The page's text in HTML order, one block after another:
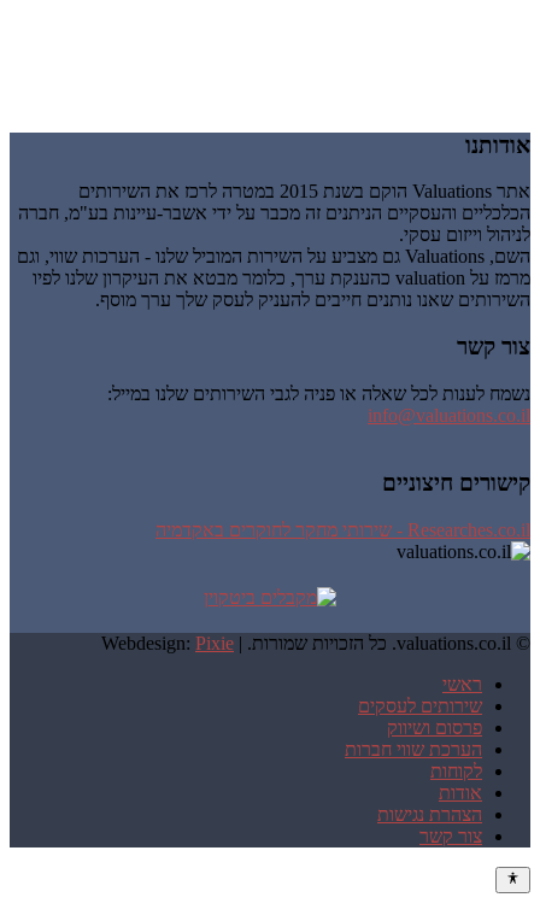
אודותנו
אתר Valuations הוקם בשנת 2015 במטרה לרכז את השירותים
הכלכליים והעסקיים הניתנים זה מכבר על ידי אשבר-עיינות בע"מ, חברה
לניהול וייזום עסקי.
השם, Valuations גם מצביע על השירות המוביל שלנו - הערכות שווי, וגם
מרמז על valuation כהענקת ערך, כלומר מבטא את העיקרון שלנו לפיו
השירותים שאנו נותנים חייבים להעניק לעסק שלך ערך מוסף.
צור קשר
נשמח לענות לכל שאלה או פניה לגבי השירותים שלנו במייל:
info@valuations.co.il
קישורים חיצוניים
Researches.co.il - שירותי מחקר לחוקרים באקדמיה
© valuations.co.il. כל הזכויות שמורות. | Webdesign: Pixie
ראשי
שירותים לעסקים
פרסום ושיווק
הערכת שווי חברות
לקוחות
אודות
הצהרת נגישות
צור קשר